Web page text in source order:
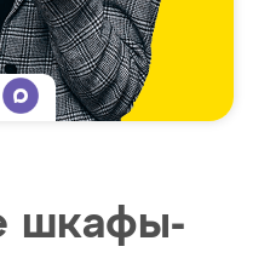
шкафы-